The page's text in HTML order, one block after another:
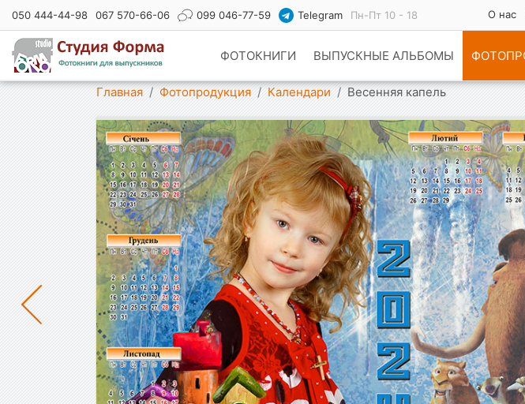
050 444-44-98 067 570-66-06 099 046-77-59 Telegram Пн-Пт 10 - 18 О нас
Показать меню ФОТОКНИГИ ВЫПУСКНЫЕ АЛЬБОМЫ
Главная Фотопродукция Календари Весенняя капель